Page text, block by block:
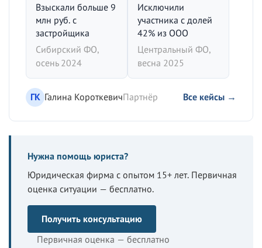
Взыскали больше 9
млн руб. с
застройщика
Сибирский ФО,
осень 2024
Исключили
участника с долей
42% из ООО
Центральный ФО,
весна 2025
ГК Галина КороткевичПартнёр Все кейсы →
Нужна помощь юриста?
Юридическая фирма с опытом 15+ лет. Первичная
оценка ситуации — бесплатно.
Получить консультацию
Первичная оценка — бесплатно